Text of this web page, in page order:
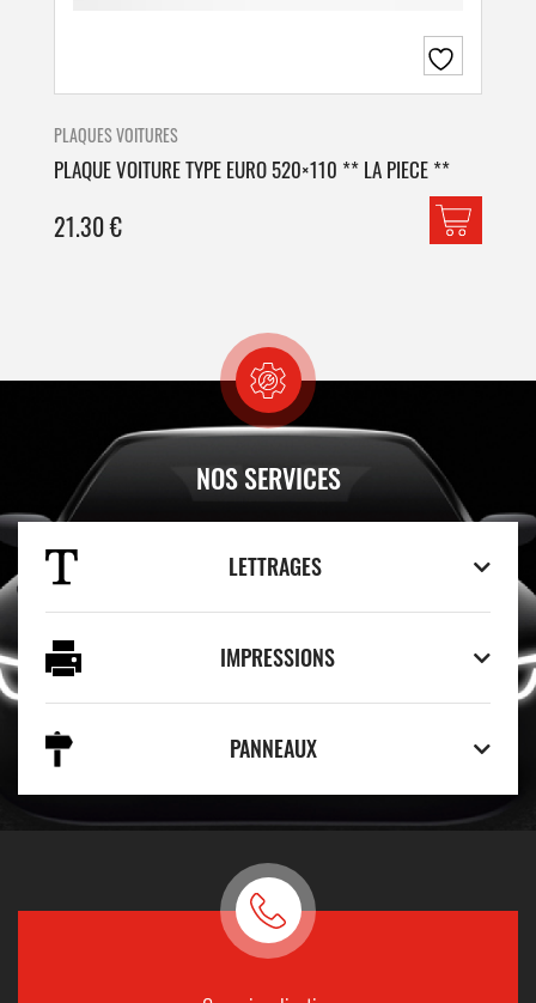
PLAQUES VOITURES
PLAQUE VOITURE TYPE EURO 520×110 ** LA PIECE **
21.30€
NOS SERVICES
LETTRAGES
IMPRESSIONS
PANNEAUX